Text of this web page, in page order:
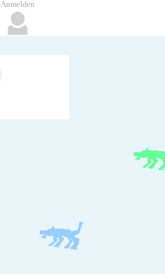
Anmelden